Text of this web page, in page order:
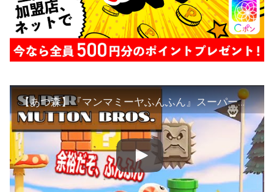
【あつ森】『マンマミーヤふんふん』スーパーマトンブラザーズを実況する【あつまれどうぶつの森】【アナウンサー】【たいきち】【ちゃちゃまる】